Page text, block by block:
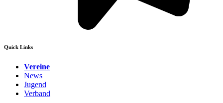
Quick Links
Vereine
News
Jugend
Verband